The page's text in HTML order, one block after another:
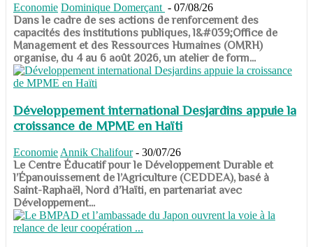
Economie Dominique Domerçant - 07/08/26
Dans le cadre de ses actions de renforcement des
capacités des institutions publiques, l&#039;Office de
Management et des Ressources Humaines (OMRH)
organise, du 4 au 6 août 2026, un atelier de form...
Développement international Desjardins appuie la
croissance de MPME en Haïti
Economie Annik Chalifour - 30/07/26
​​​​​​​Le Centre Éducatif pour le Développement Durable et
l’Épanouissement de l’Agriculture (CEDDEA), basé à
Saint-Raphaël, Nord d’Haïti, en partenariat avec
Développement...